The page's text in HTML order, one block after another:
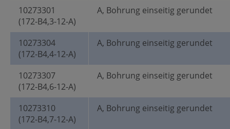
10273301
(172-B4,3-12-A)
A, Bohrung einseitig gerundet
10273304
(172-B4,4-12-A)
A, Bohrung einseitig gerundet
10273307
(172-B4,6-12-A)
A, Bohrung einseitig gerundet
10273310
(172-B4,7-12-A)
A, Bohrung einseitig gerundet